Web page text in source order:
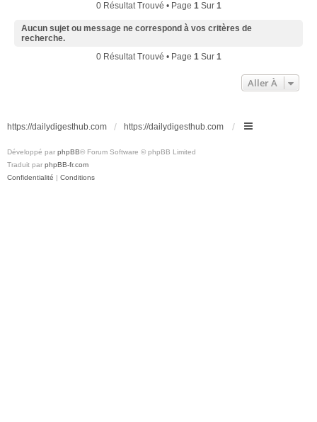
0 Résultat Trouvé • Page 1Sur 1
Aucun sujet ou message ne correspond à vos critères de
recherche.
0 Résultat Trouvé • Page 1Sur 1
Aller À
https://dailydigesthub.com https://dailydigesthub.com
Développé par phpBB® Forum Software © phpBB Limited
Traduit par phpBB-fr.com
Confidentialité | Conditions